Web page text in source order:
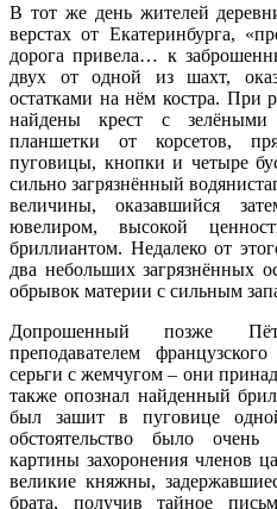
В тот же день жителей
верстах от Екатеринбурга,
дорога привела… к
двух от одной из шахт,
остатками на нём костра. При
найдены крест с
планшетки от корсетов,
пуговицы, кнопки и четыре
сильно загрязнённый
величины, оказавшийся
ювелиром, высокой
бриллиантом. Недалеко от
два небольших загрязнённых
обрывок материи с сильным
Допрошенный позже
преподавателем
серьги с жемчугом – они
также опознал найденный
был зашит в пуговице
обстоятельство было
картины захоронения членов
великие княжны,
брата, получив тайное